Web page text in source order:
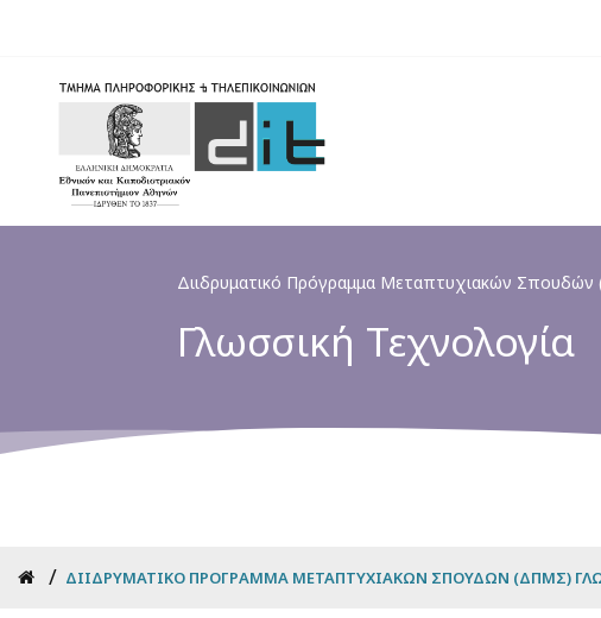
content
Διιδρυματικό Πρόγραμμα Μεταπτυχιακών
Γλωσσική Τεχνολογία
Breadcrumb
ΔΙΙΔΡΥΜΑΤΙΚΌ ΠΡΌΓΡΑΜΜΑ ΜΕΤΑΠΤΥΧΙΑΚΏΝ ΣΠΟΥΔΏΝ (ΔΠΜΣ)